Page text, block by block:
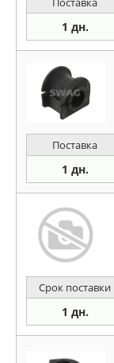
1 дн.
Поставка
1 дн.
Срок поставки
1 дн.